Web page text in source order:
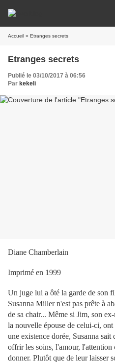
Accueil » Etranges secrets
Etranges secrets
Publié le 03/10/2017 à 06:56
Par kekeli
Diane Chamberlain
Imprimé en 1999
Un juge lui a ôté la garde de son
Susanna Miller n'est pas prête à
de sa chair... Même si Jim, son
la nouvelle épouse de celui-ci,
une existence dorée, Susanna
offrir les soins, l'amour, l'attention
donner. Plutôt que de leur laisser